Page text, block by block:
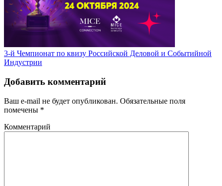
3-й Чемпионат по квизу Российской Деловой и Событийной
Индустрии
Добавить комментарий
Ваш e-mail не будет опубликован. Обязательные поля
помечены *
Комментарий